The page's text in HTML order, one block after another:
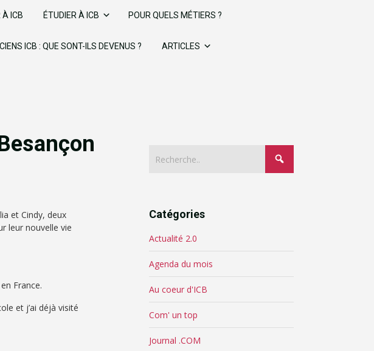
À ICB ÉTUDIER À ICB POUR QUELS MÉTIERS ?
ICB : QUE SONT-ILS DEVENUS ? ARTICLES
et Cindy, deux
leur nouvelle vie
France.
et j’ai déjà visité
Catégories
Actualité 2.0
Agenda du mois
Au coeur d'ICB
Com' un top
Journal .COM